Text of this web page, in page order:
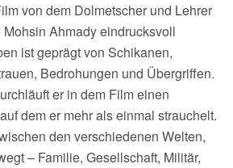
von dem Dolmetscher und Lehrer
Ahmady eindrucksvoll
ist geprägt von Schikanen,
Bedrohungen und Übergriffen.
er in dem Film einen
dem er mehr als einmal strauchelt.
den verschiedenen Welten,
– Familie, Gesellschaft, Militär,